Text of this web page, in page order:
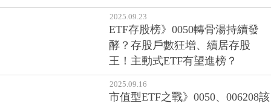
2025.09.23
ETF存股榜》0050轉骨湯持續發
酵？存股戶數狂增、續居存股
王！主動式ETF有望進榜？
2025.09.16
市值型ETF之戰》0050、006208該